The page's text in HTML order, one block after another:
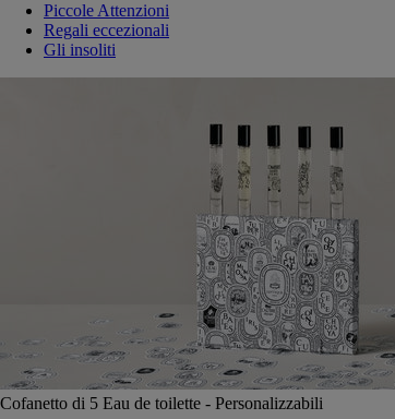
Piccole Attenzioni
Regali eccezionali
Gli insoliti
Cofanetto di 5 Eau de toilette - Personalizzabili